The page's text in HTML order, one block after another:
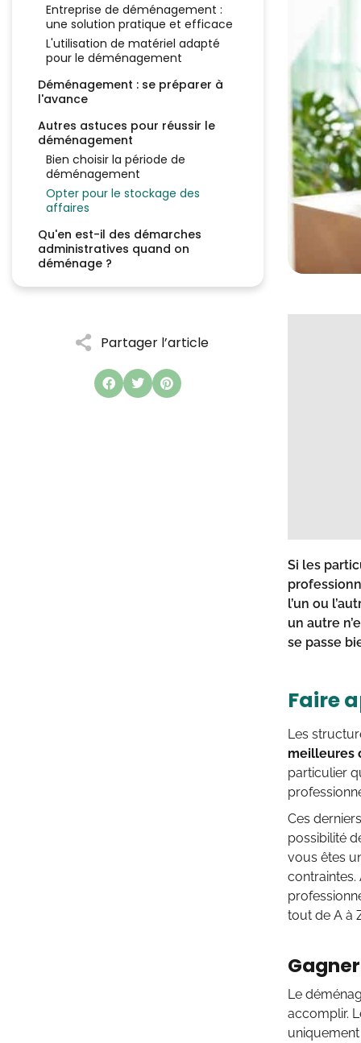
Entreprise de déménagement :
une solution pratique et efficace
L'utilisation de matériel adapté
pour le déménagement
Déménagement : se préparer à
l'avance
Autres astuces pour réussir le
déménagement
Bien choisir la période de
déménagement
Opter pour le stockage des
affaires
Qu'en est-il des démarches
administratives quand on
déménage ?
Partager l’article
Si les
l’un ou
un autre
se passe
Faire
Les
meilleures
particulier
Ces
possibilité
vous êtes
contraintes.
tout de A à
Le
accomplir.